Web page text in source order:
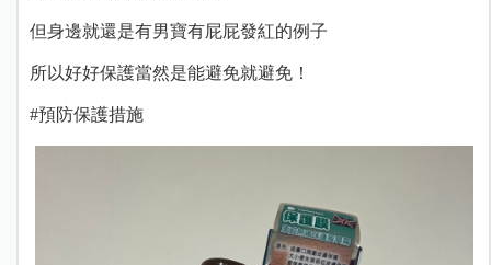
但身邊就還是有男寶有屁屁發紅的例子
所以好好保護當然是能避免就避免！
#預防保護措施